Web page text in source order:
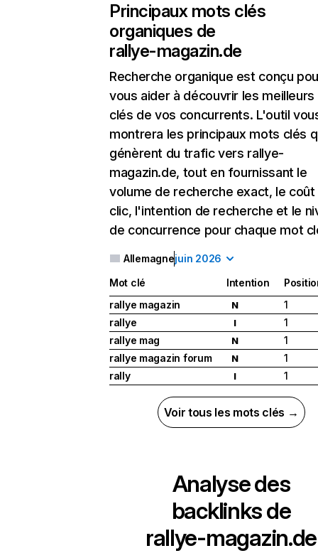
Principaux mots clés
organiques de
rallye-magazin.de
Recherche organique est conçu
vous aider à découvrir les
clés de vos concurrents. L'outil
montrera les principaux mots clés
génèrent du trafic vers rallye-
magazin.de, tout en fournissant le
volume de recherche exact, le coût
clic, l'intention de recherche et le
de concurrence pour chaque mot
Allemagnejuin 2026
Mot clé Intention
rallye magazin
N
1
rallye
I
1
rallye mag
N
1
rallye magazin forum
N
1
rally
I 1
Voir tous les mots clés →
Analyse des
backlinks de
rallye-magazin.de